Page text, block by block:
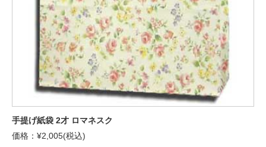
手提げ紙袋 2才 ロマネスク
価格：¥2,005(税込)